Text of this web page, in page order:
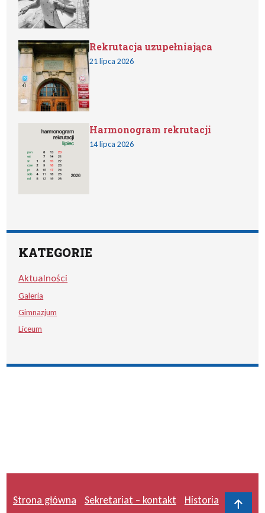
Rekrutacja uzupełniająca
21 lipca 2026
Harmonogram rekrutacji
14 lipca 2026
KATEGORIE
Aktualności
Galeria
Gimnazjum
Liceum
Strona główna Sekretariat – kontakt Historia Do